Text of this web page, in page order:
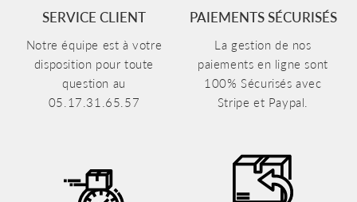
SERVICE CLIENT
Notre équipe est à votre
disposition pour toute
question au
05.17.31.65.57
PAIEMENTS SÉCURISÉS
La gestion de nos
paiements en ligne sont
100% Sécurisés avec
Stripe et Paypal.